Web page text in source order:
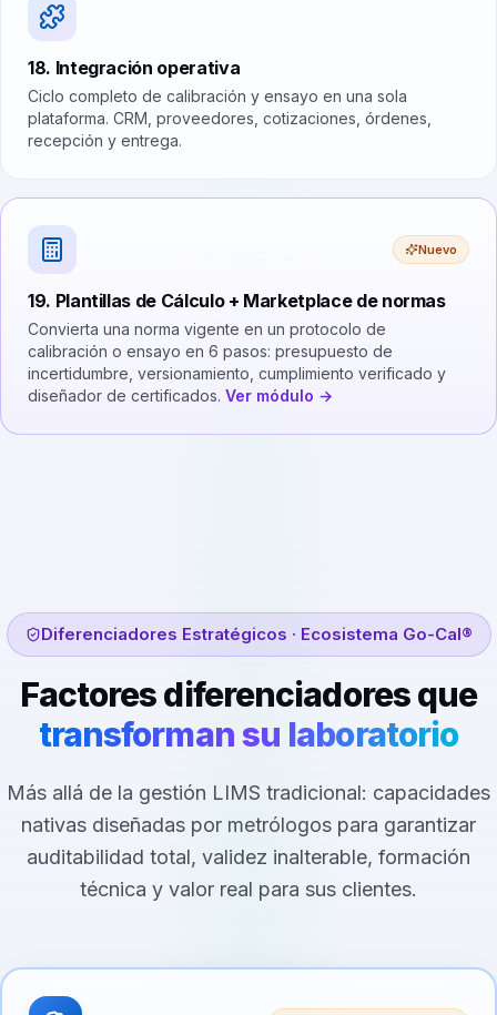
18. Integración operativa
Ciclo completo de calibración y ensayo en una sola
plataforma. CRM, proveedores, cotizaciones, órdenes,
recepción y entrega.
Nuevo
19. Plantillas de Cálculo + Marketplace de normas
Convierta una norma vigente en un protocolo de
calibración o ensayo en 6 pasos: presupuesto de
incertidumbre, versionamiento, cumplimiento verificado y
diseñador de certificados. Ver módulo →
Diferenciadores Estratégicos · Ecosistema Go-Cal®
Factores diferenciadores que
transforman su laboratorio
Más allá de la gestión LIMS tradicional: capacidades
nativas diseñadas por metrólogos para garantizar
auditabilidad total, validez inalterable, formación
técnica y valor real para sus clientes.